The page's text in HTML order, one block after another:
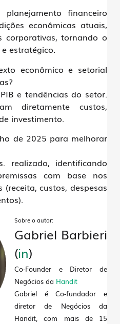
financeiro
econômicas atuais,
corporativas, tornando o
estratégico.
econômico e setorial
e tendências do setor.
diretamente custos,
investimento.
de 2025 para melhorar
realizado, identificando
com base nos
custos, despesas
Sobre o autor:
Gabriel Barbieri
(in)
Co-Founder e Diretor de
Negócios da Handit
Gabriel é Co-fundador e
diretor de Negócios da
Handit, com mais de 15